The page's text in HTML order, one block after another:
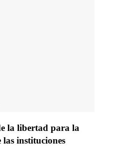
la libertad para la
instituciones